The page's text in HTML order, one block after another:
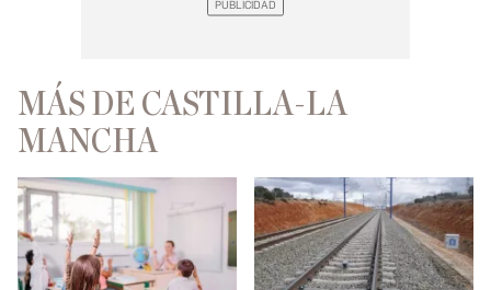
MÁS DE CASTILLA-LA
MANCHA